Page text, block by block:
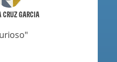
CRUZ GARCIA
"curioso"